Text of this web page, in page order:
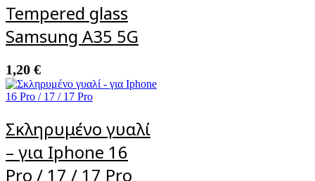
Tempered glass
Samsung A35 5G
1,20 €
Σκληρυμένο γυαλί
– για Iphone 16
Pro / 17 / 17 Pro